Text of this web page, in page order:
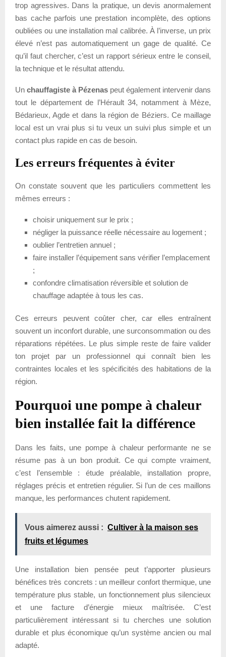
trop agressives. Dans la pratique, un devis anormalement
bas cache parfois une prestation incomplète, des options
oubliées ou une installation mal calibrée. À l’inverse, un prix
élevé n’est pas automatiquement un gage de qualité. Ce
qu’il faut chercher, c’est un rapport sérieux entre le conseil,
la technique et le résultat attendu.
Un chauffagiste à Pézenas peut également intervenir dans
tout le département de l’Hérault 34, notamment à Mèze,
Bédarieux, Agde et dans la région de Béziers. Ce maillage
local est un vrai plus si tu veux un suivi plus simple et un
contact plus rapide en cas de besoin.
Les erreurs fréquentes à éviter
On constate souvent que les particuliers commettent les
mêmes erreurs :
choisir uniquement sur le prix ;
négliger la puissance réelle nécessaire au logement ;
oublier l’entretien annuel ;
faire installer l’équipement sans vérifier l’emplacement
;
confondre climatisation réversible et solution de
chauffage adaptée à tous les cas.
Ces erreurs peuvent coûter cher, car elles entraînent
souvent un inconfort durable, une surconsommation ou des
réparations répétées. Le plus simple reste de faire valider
ton projet par un professionnel qui connaît bien les
contraintes locales et les spécificités des habitations de la
région.
Pourquoi une pompe à chaleur
bien installée fait la différence
Dans les faits, une pompe à chaleur performante ne se
résume pas à un bon produit. Ce qui compte vraiment,
c’est l’ensemble : étude préalable, installation propre,
réglages précis et entretien régulier. Si l’un de ces maillons
manque, les performances chutent rapidement.
Vous aimerez aussi : Cultiver à la maison ses
fruits et légumes
Une installation bien pensée peut t’apporter plusieurs
bénéfices très concrets : un meilleur confort thermique, une
température plus stable, un fonctionnement plus silencieux
et une facture d’énergie mieux maîtrisée. C’est
particulièrement intéressant si tu cherches une solution
durable et plus économique qu’un système ancien ou mal
adapté.